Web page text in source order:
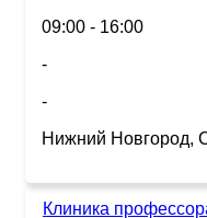
09:00 - 16:00
-
-
Нижний Новгород,
Клиника